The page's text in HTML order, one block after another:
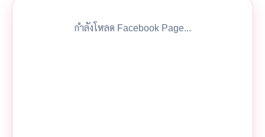
กำลังโหลด Facebook Page...